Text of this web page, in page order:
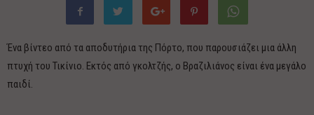
Ένα βίντεο από τα αποδυτήρια της Πόρτο, που παρουσιάζει μια άλλη
πτυχή του Τικίνιο. Εκτός από γκολτζής, ο Βραζιλιάνος είναι ένα μεγάλο
παιδί.